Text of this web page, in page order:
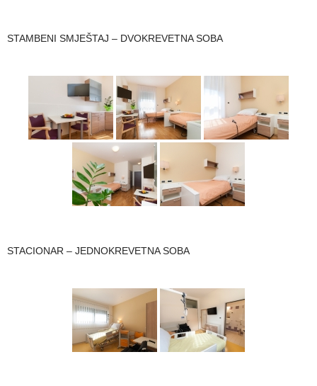
STAMBENI SMJEŠTAJ – DVOKREVETNA SOBA
STACIONAR – JEDNOKREVETNA SOBA